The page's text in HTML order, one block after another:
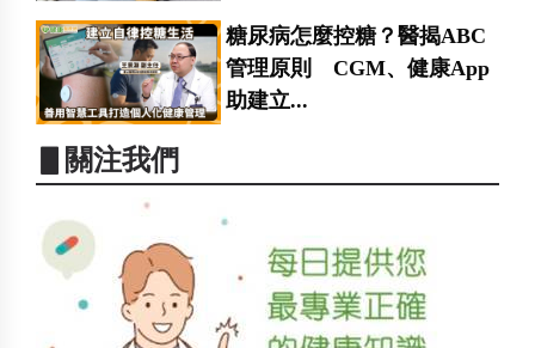
糖尿病怎麼控糖？醫揭ABC
管理原則 CGM、健康App
助建立...
▋關注我們